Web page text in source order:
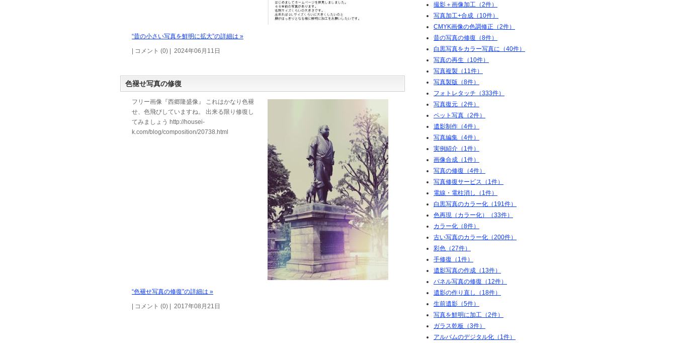
“昔の小さい写真を鮮明に拡大”の詳細は »
| コメント (0) | 2024年06月11日
色褪せ写真の修復
フリー画像『西郷隆盛像』 これはかなり色褪
せ、色飛びしていますね。 出来る限り修復し
てみましょう http://housei-
k.com/blog/composition/20738.html
“色褪せ写真の修復”の詳細は »
| コメント (0) | 2017年08月21日
撮影＋画像加工（2件）
写真加工+合成（10件）
CMYK画像の色調修正（2件）
昔の写真の修復（8件）
白黒写真をカラー写真に（40件）
写真の再生（10件）
写真複製（11件）
写真製版（8件）
フォトレタッチ（333件）
写真復元（2件）
ペット写真（2件）
遺影制作（4件）
写真編集（4件）
実例紹介（1件）
画像合成（1件）
写真の修復（4件）
写真修復サービス（1件）
電線・電柱消し（1件）
白黒写真のカラー化（191件）
色再現（カラー化）（33件）
カラー化（8件）
古い写真のカラー化（200件）
彩色（27件）
手修復（1件）
遺影写真の作成（13件）
パネル写真の修復（12件）
遺影の作り直し（18件）
生前遺影（5件）
写真を鮮明に加工（2件）
ガラス乾板（3件）
アルバムのデジタル化（1件）